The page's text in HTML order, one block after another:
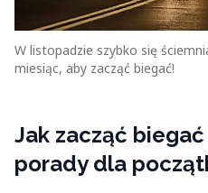
W listopadzie szybko się
miesiąc, aby zacząć biegać!
Jak zacząć
porady dla